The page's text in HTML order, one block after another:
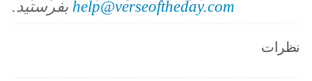
help@verseoftheday.com بفرستید.
نظرات